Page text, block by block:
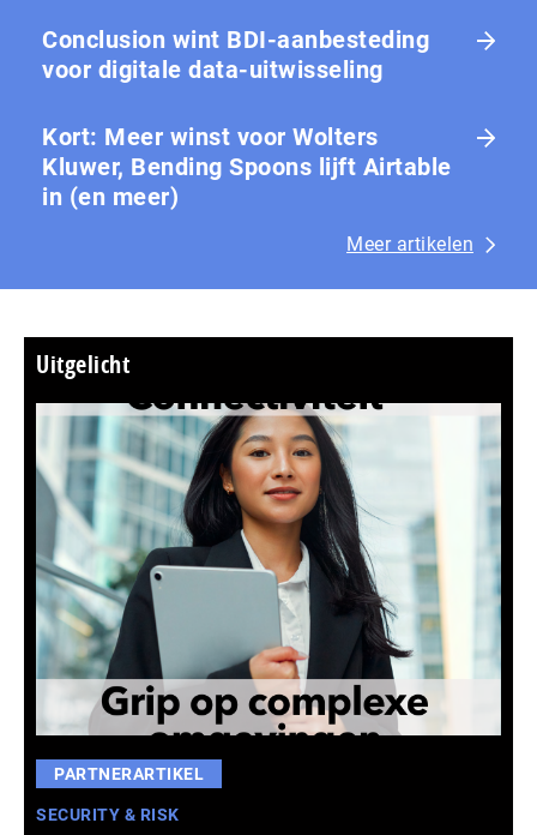
Conclusion wint BDI-aanbesteding
voor digitale data-uitwisseling
Kort: Meer winst voor Wolters
Kluwer, Bending Spoons lijft Airtable
in (en meer)
Meer artikelen
Uitgelicht
PARTNERARTIKEL
SECURITY & RISK